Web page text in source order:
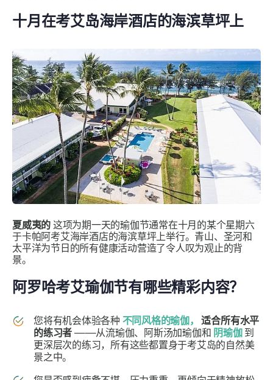
十月在考艾岛海岸酒店的海滨草坪上
夏威夷的 这项为期一天的瑜伽节通常在十月的某个星期六
于卡帕阿考艾海岸酒店的海滨草坪上举行。青山、圣河和
太平洋为节日的所有健康活动营造了令人叹为观止的背
景。
阿罗哈考艾瑜伽节有哪些精彩内容？
您将有机会体验各种 不同风格的瑜伽，
适合所有水平
的练习者 ——从流瑜伽、阿斯汤加瑜伽和 阴瑜伽到
更深层次的练习，所有这些都置身于考艾岛的自然美
景之中。